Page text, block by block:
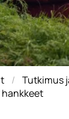
Tutkimus